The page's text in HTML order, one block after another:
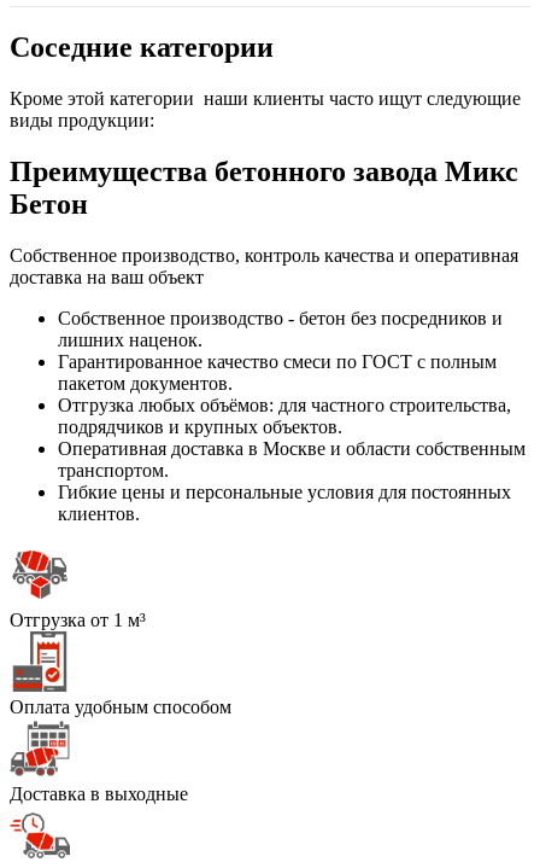
Соседние категории
Кроме этой категории наши клиенты часто ищут следующие
виды продукции:
Преимущества бетонного завода Микс
Бетон
Собственное производство, контроль качества и оперативная
доставка на ваш объект
Собственное производство - бетон без посредников и
лишних наценок.
Гарантированное качество смеси по ГОСТ с полным
пакетом документов.
Отгрузка любых объёмов: для частного строительства,
подрядчиков и крупных объектов.
Оперативная доставка в Москве и области собственным
транспортом.
Гибкие цены и персональные условия для постоянных
клиентов.
Отгрузка от 1 м³
Оплата удобным способом
Доставка в выходные